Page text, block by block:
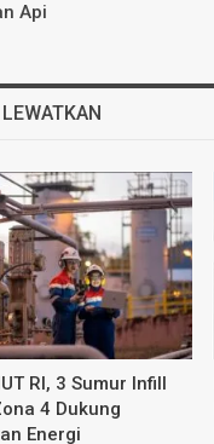
Api
RI, 3 Sumur Infill
4 Dukung
Energi